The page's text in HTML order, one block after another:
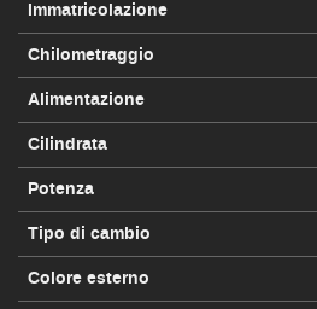
Immatricolazione
Chilometraggio
Alimentazione
Cilindrata
Potenza
Tipo di cambio
Colore esterno